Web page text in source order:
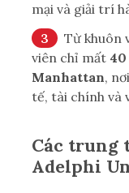
mại và giải trí
Từ khuôn
viên chỉ mất
Manhattan,
tế, tài chính và
Các trung
Adelphi